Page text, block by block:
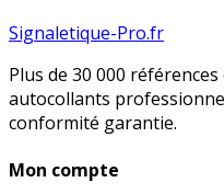
Signaletique-Pro.fr
Plus de 30 000
autocollants
conformité garantie.
Mon compte